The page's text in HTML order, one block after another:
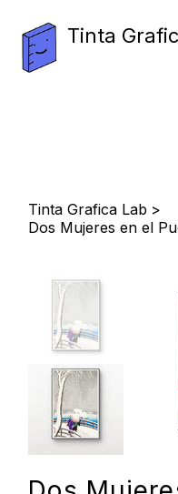
Tinta
Tinta Grafica Lab >